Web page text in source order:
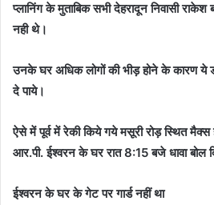
प्लानिंग के मुताबिक सभी देहरादून निवासी
नही थे।
उनके घर अधिक लोगों की भीड़ होने के कारण ये
दे पाये।
ऐसे में पूर्व में रेकी किये गये मसूरी रोड़ स्थित
आर.पी. ईश्वरन के घर रात 8:15 बजे धावा बोल
ईश्वरन के घर के गेट पर गार्ड नहीं था